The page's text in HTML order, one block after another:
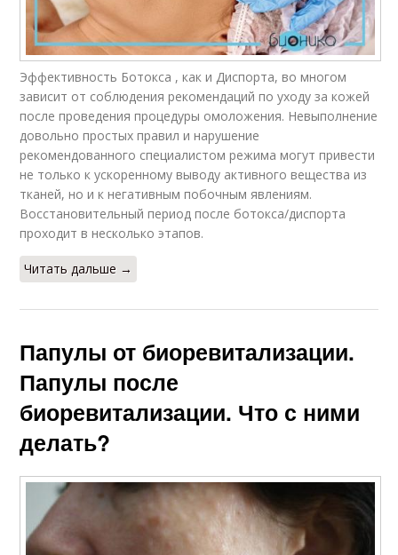
Эффективность Ботокса , как и Диспорта, во многом
зависит от соблюдения рекомендаций по уходу за кожей
после проведения процедуры омоложения. Невыполнение
довольно простых правил и нарушение
рекомендованного специалистом режима могут привести
не только к ускоренному выводу активного вещества из
тканей, но и к негативным побочным явлениям.
Восстановительный период после ботокса/диспорта
проходит в несколько этапов.
Читать дальше →
Папулы от биоревитализации.
Папулы после
биоревитализации. Что с ними
делать?